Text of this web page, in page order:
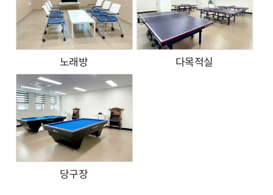
노래방 다목적실
당구장